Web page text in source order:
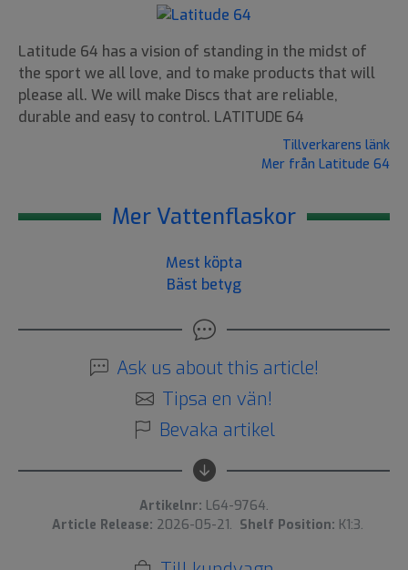
Latitude 64 has a vision of standing in the midst of
the sport we all love, and to make products that will
please all. We will make Discs that are reliable,
durable and easy to control. LATITUDE 64
Tillverkarens länk
Mer från Latitude 64
Mer Vattenflaskor
Mest köpta
Bäst betyg
Ask us about this article!
Tipsa en vän!
Bevaka artikel
Artikelnr: L64-9764.
Article Release: 2026-05-21. Shelf Position: K1:3.